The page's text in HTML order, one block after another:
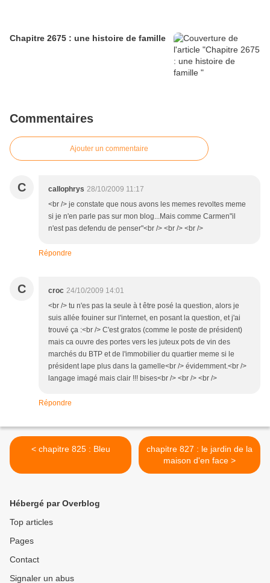
Chapitre 2675 : une histoire de famille
Commentaires
Ajouter un commentaire
C callophrys 28/10/2009 11:17
<br /> je constate que nous avons les memes revoltes meme
si je n'en parle pas sur mon blog...Mais comme Carmen"il
n'est pas defendu de penser"<br /> <br /> <br />
Répondre
C croc 24/10/2009 14:01
<br /> tu n'es pas la seule à t être posé la question, alors je
suis allée fouiner sur l'internet, en posant la question, et j'ai
trouvé ça :<br /> C'est gratos (comme le poste de président)
mais ca ouvre des portes vers les juteux pots de vin des
marchés du BTP et de l'immobilier du quartier meme si le
président lape plus dans la gamelle<br /> évidemment.<br />
langage imagé mais clair !!! bises<br /> <br /> <br />
Répondre
< chapitre 825 : Bleu
chapitre 827 : le jardin de la
maison d'en face >
Hébergé par Overblog
Top articles
Pages
Contact
Signaler un abus